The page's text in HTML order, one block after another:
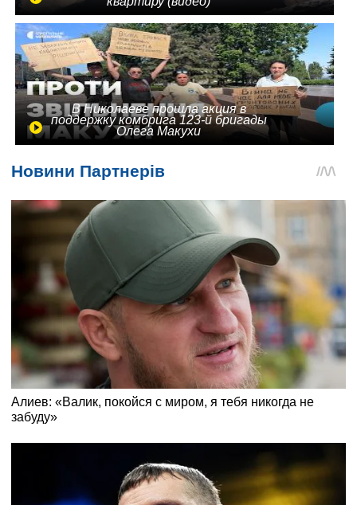
В Николаеве прошла акция в
поддержку комбрига 123-й бригады
Олега Макухи